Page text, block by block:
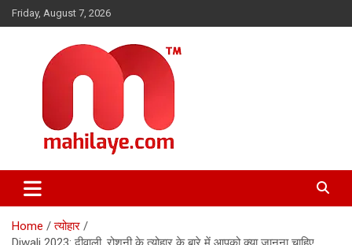
Skip
to
Friday, August 7, 2026
Mahilaye.com
Home
त्योहार